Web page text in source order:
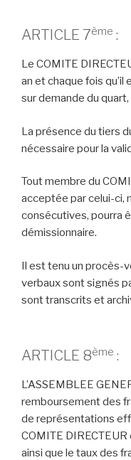
ARTICLE 7ème :
Le COMITE
an et chaque fois
sur demande du
La présence du tiers
nécessaire pour la
Tout membre du
acceptée par celui-ci,
consécutives, pourra
démissionnaire.
Il est tenu un procès-
verbaux sont signés
sont transcrits et
ARTICLE 8ème :
L’ASSEMBLEE
remboursement des
de représentations
COMITE DIRECTEUR
ainsi que le taux des